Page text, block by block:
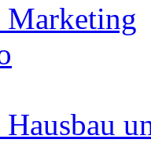
Marketing
Hausbau